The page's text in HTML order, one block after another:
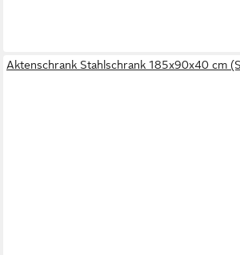
Aktenschrank Stahlschrank 185x90x40 cm